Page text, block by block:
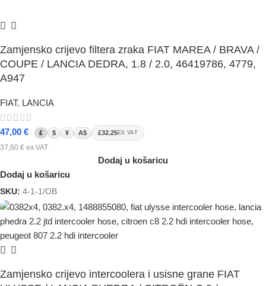
Zamjensko crijevo filtera zraka FIAT MAREA / BRAVA /
COUPE / LANCIA DEDRA, 1.8 / 2.0, 46419786, 4779,
A947
FIAT, LANCIA
47,00 € £ $ ¥ A$ £32.25 EX VAT
37,60 € ex VAT
Dodaj u košaricu
Dodaj u košaricu
SKU: 4-1-1/OB
Zamjensko crijevo intercoolera i usisne grane FIAT